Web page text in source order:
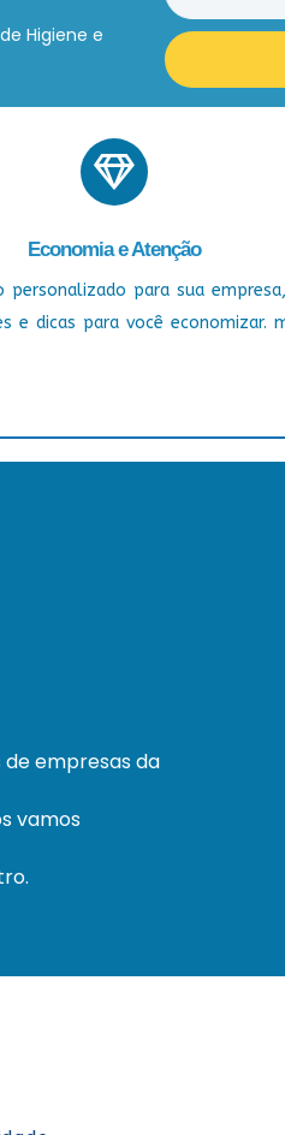
Higiene e
Economia e Atenção
personalizado para sua
e dicas para você economizar.
empresas da
vamos